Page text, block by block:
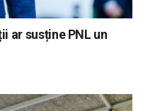
ar susține PNL un